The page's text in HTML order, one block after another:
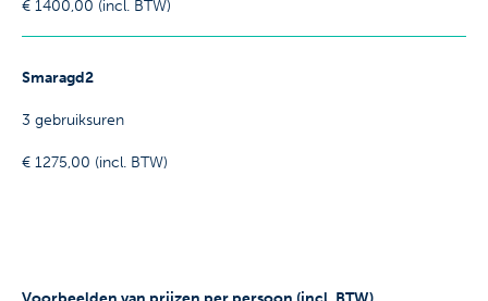
€ 1400,00 (incl. BTW)
Smaragd2
3 gebruiksuren
€ 1275,00 (incl. BTW)